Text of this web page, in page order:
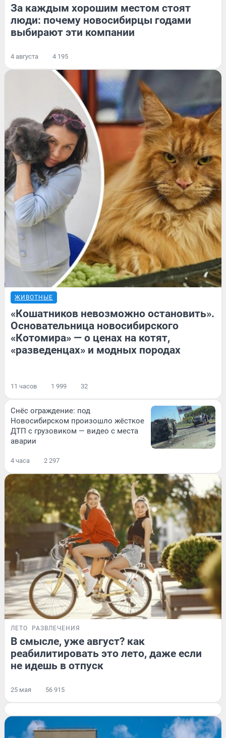
За каждым хорошим местом стоят
люди: почему новосибирцы годами
выбирают эти компании
4 августа 4 195
ЖИВОТНЫЕ
«Кошатников невозможно остановить».
Основательница новосибирского
«Котомира» — о ценах на котят,
«разведенцах» и модных породах
11 часов 1 999 32
Снёс ограждение: под
Новосибирском произошло жёсткое
ДТП с грузовиком — видео с места
аварии
4 часа 2 297
ЛЕТО РАЗВЛЕЧЕНИЯ
В смысле, уже август? как
реабилитировать это лето, даже если
не идешь в отпуск
25 мая 56 915